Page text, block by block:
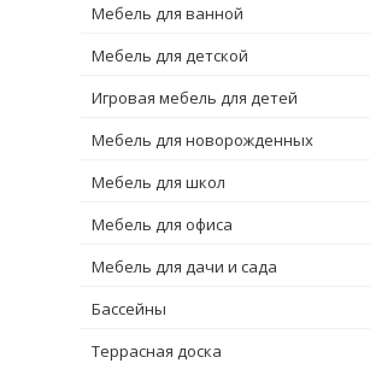
Мебель для ванной
Мебель для детской
Игровая мебель для детей
Мебель для новорожденных
Мебель для школ
Мебель для офиса
Мебель для дачи и сада
Бассейны
Террасная доска